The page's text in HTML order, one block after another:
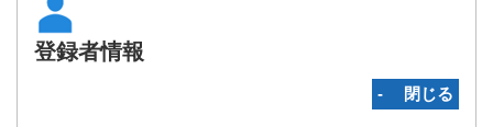
登録者情報
‐ 閉じる